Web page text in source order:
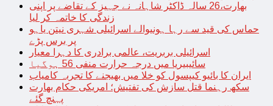
بھارت،26 سالہ ڈاکٹر شاہانہ نے جہیز کے تقاضے پر اپنی
زندگی کا خاتمہ کر لیا
حماس کی قید سے رہا ہونیوالے اسرائیلی شہری نیتن یاہو
پر برس پڑے
اسرائیلی بربریت، عالمی برادری کا دہرا معیار
سائیبیریا میں درجہ حرارت منفی 56 ہوگیا
ایران کا بائیو کیپسول کو خلا میں بھیجنے کا تجربہ کامیاب
سکھ رہنما قتل سازش کی تفتیش؛ امریکی حکام بھارت
پہنچ گئے